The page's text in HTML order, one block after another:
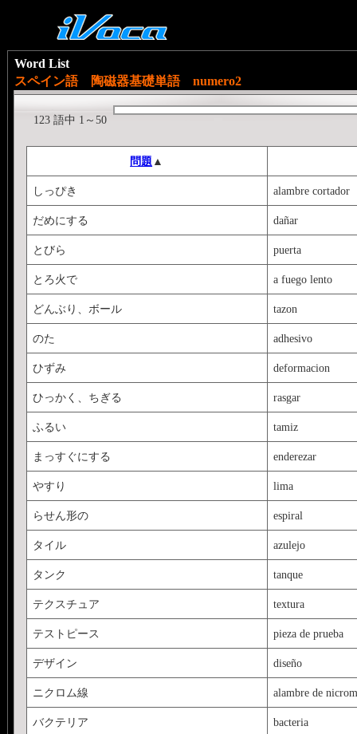
Word List
スペイン語 陶磁器基礎単語 numero2
123 語中 1～50
問題 ▲
しっぴき alambre cortador
だめにする dañar
とびら puerta
とろ火で a fuego lento
どんぶり、ボール tazon
のた adhesivo
ひずみ deformacion
ひっかく、ちぎる rasgar
ふるい tamiz
まっすぐにする enderezar
やすり lima
らせん形の espiral
タイル azulejo
タンク tanque
テクスチュア textura
テストピース pieza de prueba
デザイン diseño
ニクロム線 alambre de
バクテリア bacteria